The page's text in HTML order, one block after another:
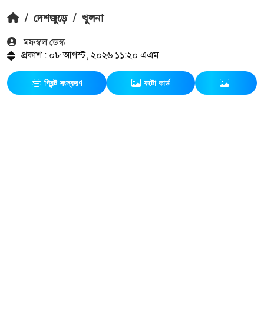
/ দেশজুড়ে / খুলনা
মফস্বল ডেস্ক
প্রকাশ : ০৮ আগস্ট, ২০২৬ ১১:২০ এএম
প্রিন্ট সংস্করণ ফটো কার্ড